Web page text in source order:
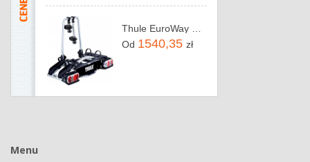
Thule EuroWay G2 920
Od 1540,35 zł
Menu